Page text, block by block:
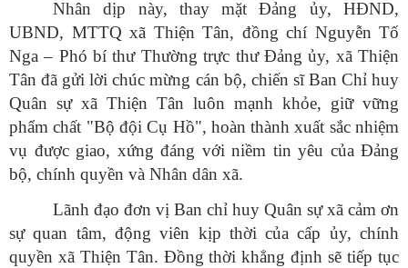
Nhân dịp này, thay mặt Đảng ủy, HĐND,
UBND, MTTQ xã Thiện Tân, đồng chí Nguyễn Tố
Nga – Phó bí thư Thường trực thư Đảng ủy, xã Thiện
Tân đã gửi lời chúc mừng cán bộ, chiến sĩ Ban Chỉ huy
Quân sự xã Thiện Tân luôn mạnh khỏe, giữ vững
phẩm chất "Bộ đội Cụ Hồ", hoàn thành xuất sắc nhiệm
vụ được giao, xứng đáng với niềm tin yêu của Đảng
bộ, chính quyền và Nhân dân xã.
Lãnh đạo đơn vị Ban chỉ huy Quân sự xã cảm ơn
sự quan tâm, động viên kịp thời của cấp ủy, chính
quyền xã Thiện Tân. Đồng thời khẳng định sẽ tiếp tục